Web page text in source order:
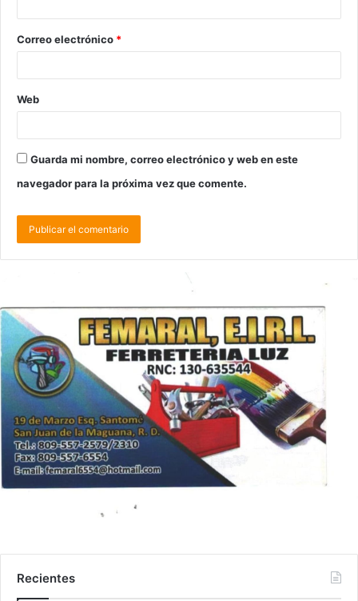
Correo electrónico *
Web
Guarda mi nombre, correo electrónico y web en este
navegador para la próxima vez que comente.
Recientes